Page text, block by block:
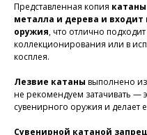
Представленная копия
металла и дерева и входит
оружия, что отлично
коллекционирования или в
косплея.
Лезвие катаны выполнено
не рекомендуем затачивать —
сувенирного оружия и делает
Сувенирной катаной